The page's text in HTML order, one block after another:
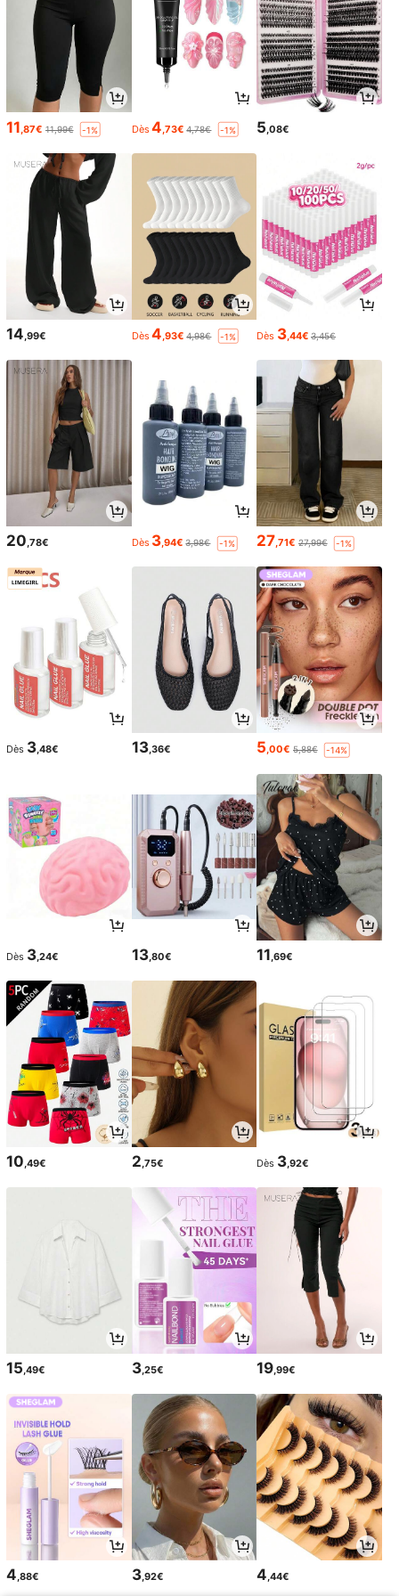
11 ,87€ 11,99€ -1% Dès4 ,73€ 4,78€ -1% 5 ,08€
14,99€ Dès4,93€ 4,98€ -1% Dès 3,44€ 3,45€
20,78€ Dès 3,94€ 3,98€ -1% 27,71€ 27,99€ -1%
Dès 3,48€ 13,36€ 5,00€ 5,88€ -14%
Dès 3,24€ 13,80€ 11 ,69€
10,49€ 2,75€ Dès 3,92€
15,49€ 3,25€ 19,99€
4,88€ 3,92€ 4,44€